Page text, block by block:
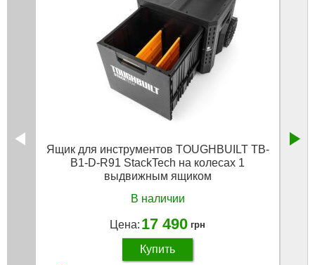
Ящик для инструментов TOUGHBUILT TB-
B1-D-R91 StackTech на колесах 1
выдвижным ящиком
В наличии
Цена: 17 490 грн
Купить